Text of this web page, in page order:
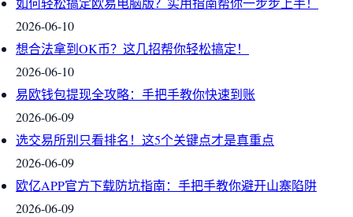
2026-06-10
想合法拿到OK币？这几招帮你轻松搞定！
2026-06-10
易欧钱包提现全攻略：手把手教你快速到账
2026-06-09
选交易所别只看排名！这5个关键点才是真重点
2026-06-09
欧亿APP官方下载防坑指南：手把手教你避开山寨陷阱
2026-06-09